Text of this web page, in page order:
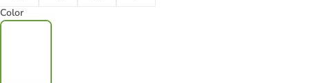
Color